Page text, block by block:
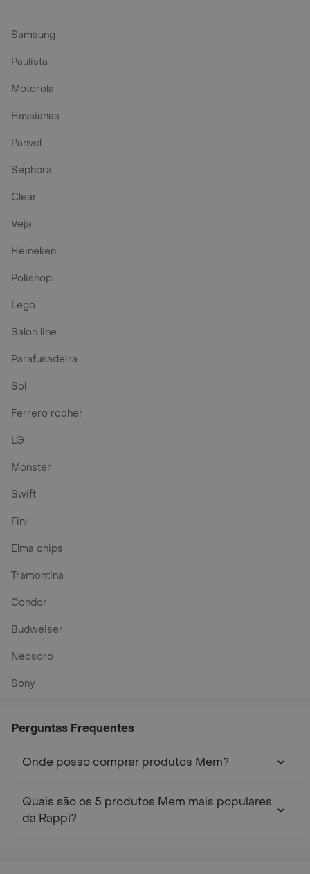
Samsung
Paulista
Motorola
Havaianas
Panvel
Sephora
Clear
Veja
Heineken
Polishop
Lego
Salon line
Parafusadeira
Sol
Ferrero rocher
LG
Monster
Swift
Fini
Elma chips
Tramontina
Condor
Budweiser
Neosoro
Sony
Perguntas Frequentes
Onde posso comprar produtos Mem?
Quais são os 5 produtos Mem mais populares
da Rappi?